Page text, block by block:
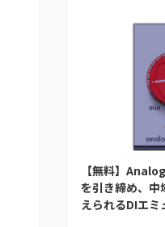
【無料】
を引き締め、中
えられるDIエミ